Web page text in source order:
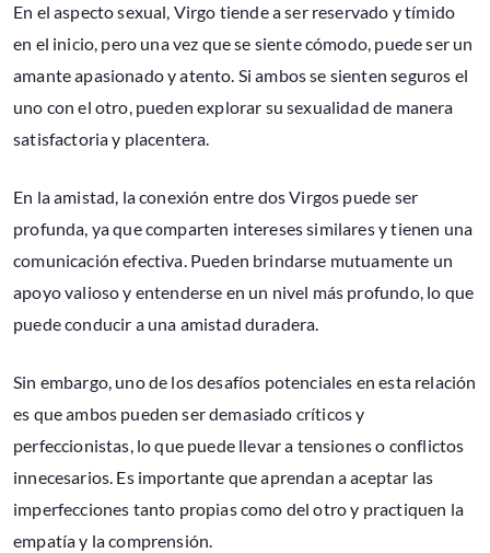
En el aspecto sexual, Virgo tiende a ser reservado y tímido
en el inicio, pero una vez que se siente cómodo, puede ser un
amante apasionado y atento. Si ambos se sienten seguros el
uno con el otro, pueden explorar su sexualidad de manera
satisfactoria y placentera.
En la amistad, la conexión entre dos Virgos puede ser
profunda, ya que comparten intereses similares y tienen una
comunicación efectiva. Pueden brindarse mutuamente un
apoyo valioso y entenderse en un nivel más profundo, lo que
puede conducir a una amistad duradera.
Sin embargo, uno de los desafíos potenciales en esta relación
es que ambos pueden ser demasiado críticos y
perfeccionistas, lo que puede llevar a tensiones o conflictos
innecesarios. Es importante que aprendan a aceptar las
imperfecciones tanto propias como del otro y practiquen la
empatía y la comprensión.